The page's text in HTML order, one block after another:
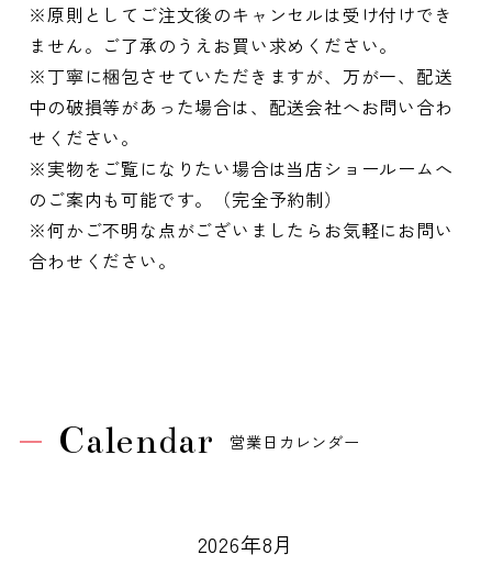
※原則としてご注文後のキャンセルは受け付けでき
ません。ご了承のうえお買い求めください。
※丁寧に梱包させていただきますが、万が一、配送
中の破損等があった場合は、配送会社へお問い合わ
せください。
※実物をご覧になりたい場合は当店ショールームへ
のご案内も可能です。（完全予約制）
※何かご不明な点がございましたらお気軽にお問い
合わせください。
Calendar 営業日カレンダー
2026年8月